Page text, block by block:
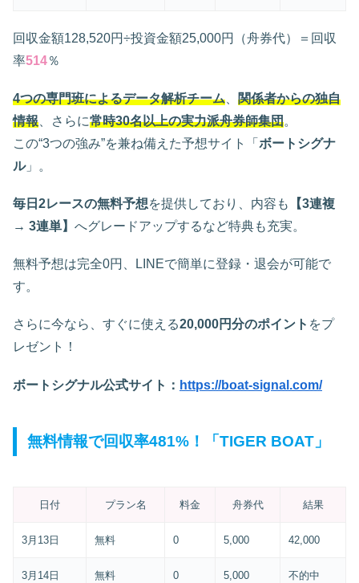
回収金額128,520円÷投資金額25,000円（舟券代）＝回収
率514％
4つの専門班によるデータ解析チーム
関係者からの独自
情報 、さらに常時30名以上の実力派舟券師集団。
この“3つの強み”を兼ね備えた予想サイト「 ボートシグナ
ル」。
毎日2レースの無料予想を提供しており、内容も
【3連複
→ 3連単】 へグレードアップするなど特典も充実。
無料予想は完全0円、LINEで簡単に登録・退会が可能で
す。
さらに今なら、すぐに使える20,000円分のポイント をプ
レゼント！
ボートシグナル公式サイト： https://boat-signal.com/
無料情報で回収率481%！「TIGER BOAT」
日付 プラン名 料金 舟券代 結果
3月13日 無料 0 5,000 42,000
3月14日 無料 0 5,000 不的中